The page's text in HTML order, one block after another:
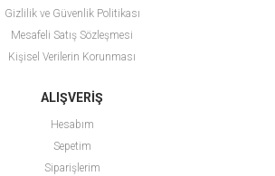
Gizlilik ve Güvenlik Politikası
Mesafeli Satış Sözleşmesi
Kişisel Verilerin Korunması
ALIŞVERİŞ
Hesabım
Sepetim
Siparişlerim